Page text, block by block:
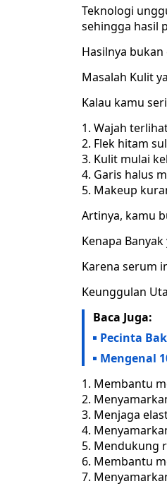
Teknologi
sehingga hasil
Hasilnya
Masalah Kulit
Kalau kamu
Wajah
Flek hitam
Kulit mulai
Garis halus
Makeup
Artinya, kamu
Kenapa
Karena serum
Keunggulan
Baca Juga:
Pecinta
Mengenal
Membantu
Menjaga
Mendukung
Membantu